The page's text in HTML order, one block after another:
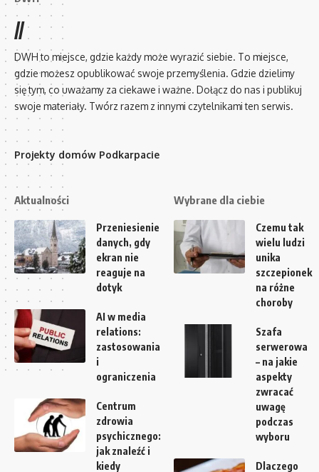
//
DWH to miejsce, gdzie każdy może wyrazić siebie. To miejsce,
gdzie możesz opublikować swoje przemyślenia. Gdzie dzielimy
się tym, co uważamy za ciekawe i ważne. Dołącz do nas i publikuj
swoje materiały. Twórz razem z innymi czytelnikami ten serwis.
Projekty domów Podkarpacie
Aktualności
Przeniesienie
danych, gdy
ekran nie
reaguje na
dotyk
AI w media
relations:
zastosowania
i
ograniczenia
Centrum
zdrowia
psychicznego:
jak znaleźć i
kiedy
Wybrane dla ciebie
Czemu tak
wielu ludzi
unika
szczepionek
na różne
choroby
Szafa
serwerowa
– na jakie
aspekty
zwracać
uwagę
podczas
wyboru
Dlaczego